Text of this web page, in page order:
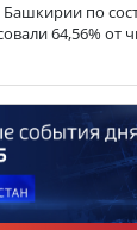
по
64,56% от